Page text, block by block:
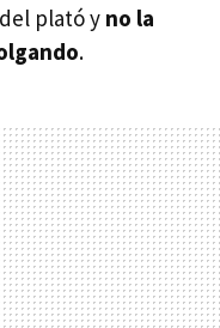
plató y no la
.